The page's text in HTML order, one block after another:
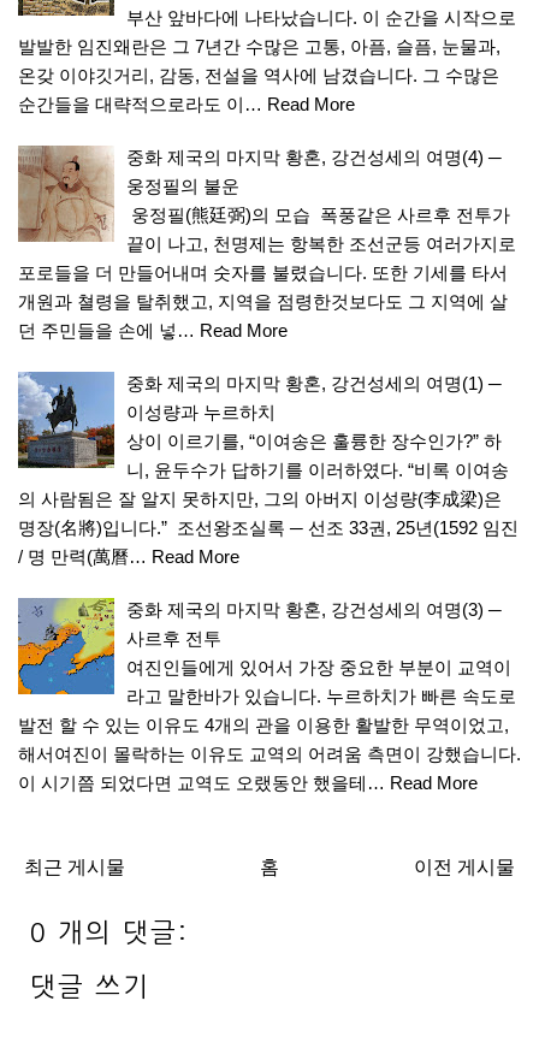
부산 앞바다에 나타났습니다. 이 순간을 시작으로
발발한 임진왜란은 그 7년간 수많은 고통, 아픔, 슬픔, 눈물과,
온갖 이야깃거리, 감동, 전설을 역사에 남겼습니다. 그 수많은
순간들을 대략적으로라도 이… Read More
중화 제국의 마지막 황혼, 강건성세의 여명(4) ─
웅정필의 불운
웅정필(熊廷弼)의 모습 폭풍같은 사르후 전투가
끝이 나고, 천명제는 항복한 조선군등 여러가지로
포로들을 더 만들어내며 숫자를 불렸습니다. 또한 기세를 타서
개원과 쳘령을 탈취했고, 지역을 점령한것보다도 그 지역에 살
던 주민들을 손에 넣… Read More
중화 제국의 마지막 황혼, 강건성세의 여명(1) ─
이성량과 누르하치
상이 이르기를, “이여송은 훌륭한 장수인가?” 하
니, 윤두수가 답하기를 이러하였다. “비록 이여송
의 사람됨은 잘 알지 못하지만, 그의 아버지 이성량(李成梁)은
명장(名將)입니다.” 조선왕조실록 ─ 선조 33권, 25년(1592 임진
/ 명 만력(萬曆… Read More
중화 제국의 마지막 황혼, 강건성세의 여명(3) ─
사르후 전투
여진인들에게 있어서 가장 중요한 부분이 교역이
라고 말한바가 있습니다. 누르하치가 빠른 속도로
발전 할 수 있는 이유도 4개의 관을 이용한 활발한 무역이었고,
해서여진이 몰락하는 이유도 교역의 어려움 측면이 강했습니다.
이 시기쯤 되었다면 교역도 오랬동안 했을테… Read More
최근 게시물 이전 게시물
홈
0 개의 댓글:
댓글 쓰기